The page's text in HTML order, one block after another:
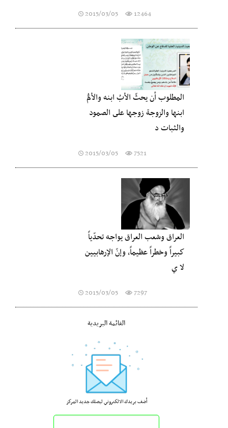
2015/03/05 12464
المطلوب أن يحثّ الأبُ ابنه والأمُّ
ابنها والزوجة زوجها على الصمود
والثبات د
2015/03/05 7521
العراق وشعب العراق يواجه تحدّياً
كبيراً وخطراً عظيماً، وإنّ الإرهابيين
لا ي
2015/03/05 7297
القائمة البريدية
أضف بريدك الالكتروني ليصلك جديد المركز